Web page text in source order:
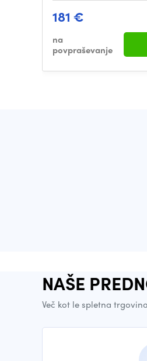
181 €
na
povpraševanje
NAŠE
Več kot le spletna